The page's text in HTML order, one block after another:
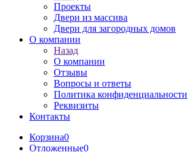
Проекты
Двери из массива
Двери для загородных домов
О компании
Назад
О компании
Отзывы
Вопросы и ответы
Политика конфиденциальности
Реквизиты
Контакты
Корзина0
Отложенные0